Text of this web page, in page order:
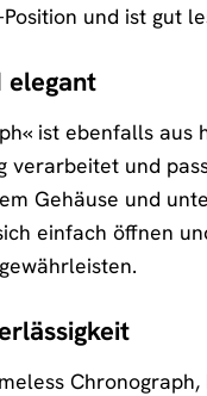
und ist gut
elegant
ist ebenfalls
verarbeitet und
Gehäuse und
einfach öffnen